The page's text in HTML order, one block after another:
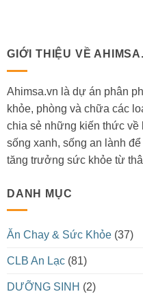
GIỚI THIỆU VỀ
Ahimsa.vn là dự án phân
khỏe, phòng và chữa các
chia sẻ những kiến thức
sống xanh, sống an lành
tăng trưởng sức khỏe từ
DANH MỤC
Ăn Chay & Sức Khỏe (37)
CLB An Lạc (81)
DƯỠNG SINH (2)